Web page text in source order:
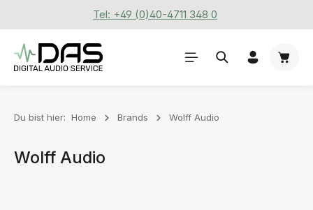
Zum Hauptinhalt springenTel: +49 (0)40-4711 348 0
Du bist hier: Home Brands Wolff Audio
Wolff Audio